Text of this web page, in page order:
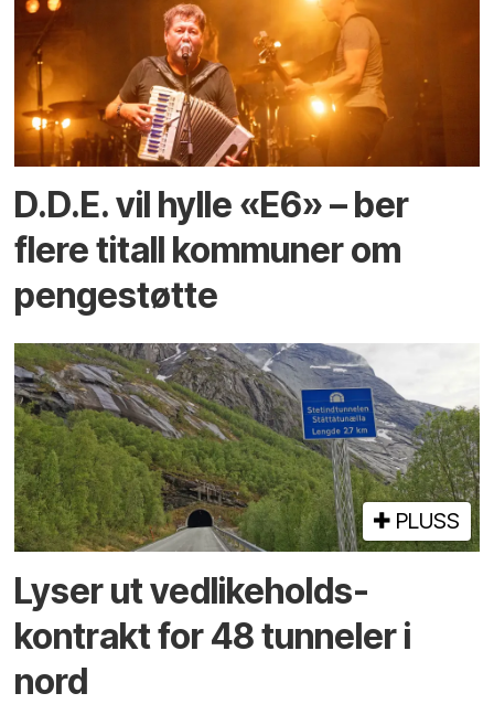
D.D.E. vil hylle «E6» – ber
flere titall kommuner om
pengestøtte
PLUSS
Lyser ut vedlikeholds­
kontrakt for 48 tunneler i
nord